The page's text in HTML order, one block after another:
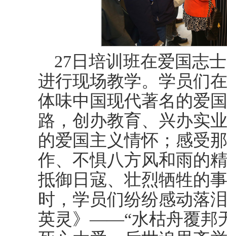
27日培训班在爱国志
进行现场教学。学员们
体味中国现代著名的爱
路，创办教育、兴办实
的爱国主义情怀；感受
作、不惧八方风和雨的
抵御日寇、壮烈牺牲的
时，学员们纷纷感动落
英灵》——“水枯舟覆邦